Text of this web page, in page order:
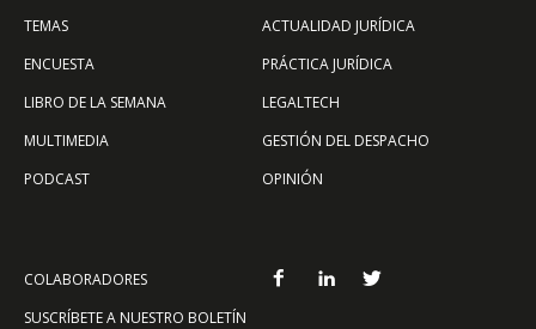
TEMAS
ENCUESTA
LIBRO DE LA SEMANA
MULTIMEDIA
PODCAST
ACTUALIDAD JURÍDICA
PRÁCTICA JURÍDICA
LEGALTECH
GESTIÓN DEL DESPACHO
OPINIÓN
COLABORADORES
SUSCRÍBETE A NUESTRO BOLETÍN